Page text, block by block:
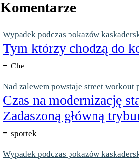
Komentarze
Wypadek podczas pokazów
Tym którzy chodzą do
- Che
Nad zalewem powstaje street workout
Czas na modernizację
Zadaszoną główną
- sportek
Wypadek podczas pokazów